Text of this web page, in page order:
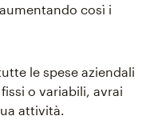
così i
le spese aziendali
o variabili, avrai
attività.